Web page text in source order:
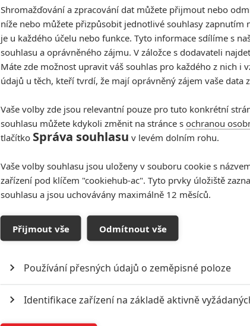
Magenta
Deep Water | Fandíme filmu
Shromažďování a zpracování dat můžete přijmout nebo
níže nebo můžete přizpůsobit jednotlivé souhlasy zapnutím
je u každého účelu nebo funkce. Tyto informace sdílíme s
souhlasu a oprávněného zájmu. V záložce s dodavateli
Máte zde možnost upravit váš souhlas pro každého z nich i
údajů u těch, kteří tvrdí, že mají oprávněný zájem vaše data
Vaše volby zde jsou relevantní pouze pro tuto konkrétní
souhlasu můžete kdykoli změnit na stránce s ochranou
tlačítko Správa souhlasu v levém dolním rohu.
Vaše volby souhlasu jsou uloženy v souboru cookie s
zařízení pod klíčem "cookiehub-ac". Tyto prvky úložiště
souhlasu a jsou uchovávány maximálně 12 měsíců.
Přijmout vše Odmítnout vše
Používání přesných údajů o zeměpisné poloze
Identifikace zařízení na základě aktivně